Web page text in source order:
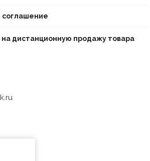
соглашение
на дистанционную продажу товара